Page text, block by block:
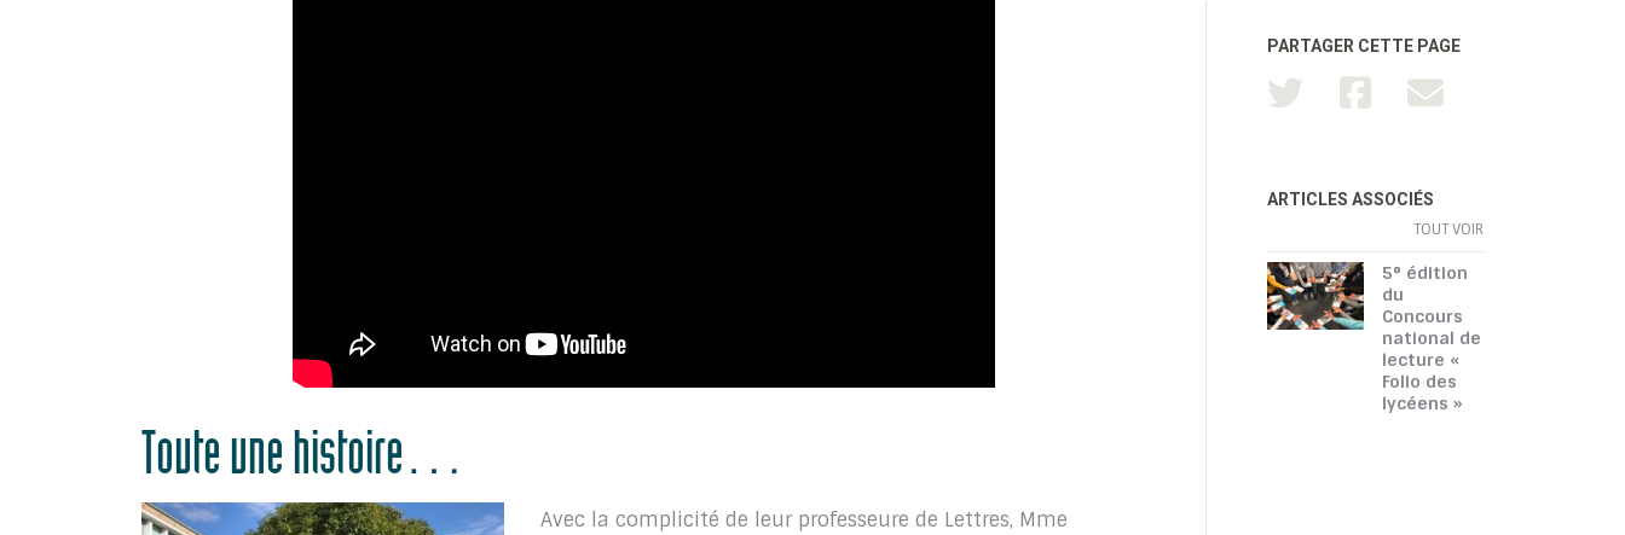
Toute une histoire…
Avec la complicité de leur professeure de Lettres, Mme
PARTAGER CETTE PAGE
ARTICLES ASSOCIÉS
TOUT VOIR
5° édition
du
Concours
national de
lecture «
Folio des
lycéens »